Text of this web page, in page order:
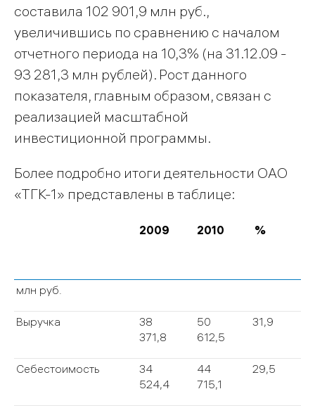
составила 102 901,9 млн руб.,
увеличившись по сравнению с началом
отчетного периода на 10,3% (на 31.12.09 -
93 281,3 млн рублей). Рост данного
показателя, главным образом, связан с
реализацией масштабной
инвестиционной программы.
Более подробно итоги деятельности ОАО
«ТГК-1» представлены в таблице:
2009 2010 %
млн руб.
Выручка
38
371,8
50
612,5
31,9
Себестоимость
34
524,4
44
715,1
29,5